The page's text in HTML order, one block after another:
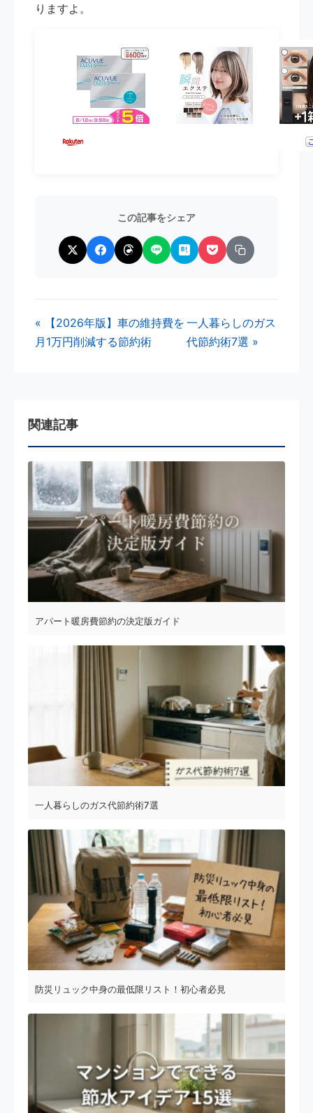
りますよ。
この記事をシェア
« 【2026年版】車の維持費を
月1万円削減する節約術
一人暮らしのガス
代節約術7選 »
関連記事
アパート暖房費節約の決定版ガイド
一人暮らしのガス代節約術7選
防災リュック中身の最低限リスト！初心者必見